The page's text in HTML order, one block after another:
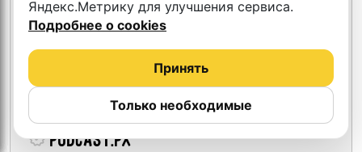
podcast.px
Яндекс.Метрику для улучшения сервиса.
Подробнее о cookies
Только необходимые
Принять